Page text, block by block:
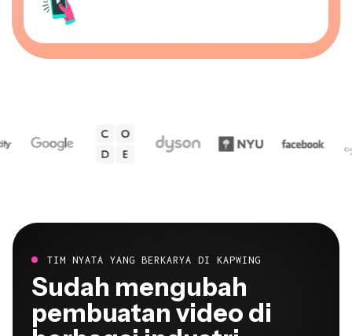
Sudah mengubah
pembuatan video di
berbagai industri